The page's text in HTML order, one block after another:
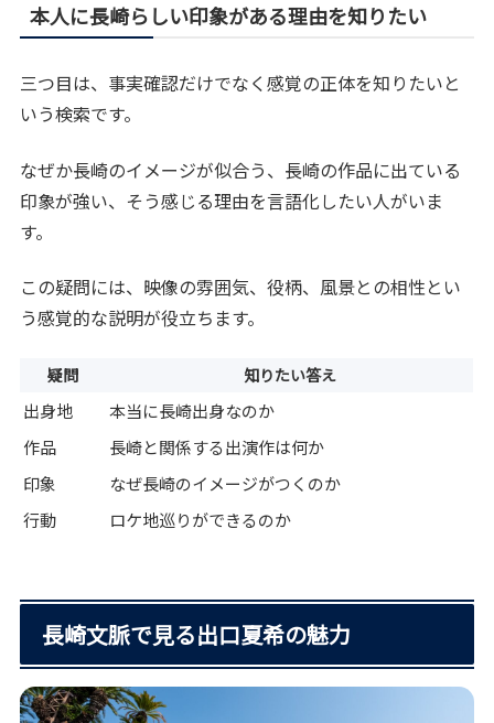
本人に長崎らしい印象がある理由を知りたい
三つ目は、事実確認だけでなく感覚の正体を知りたいと
いう検索です。
なぜか長崎のイメージが似合う、長崎の作品に出ている
印象が強い、そう感じる理由を言語化したい人がいま
す。
この疑問には、映像の雰囲気、役柄、風景との相性とい
う感覚的な説明が役立ちます。
疑問 知りたい答え
出身地
本当に長崎出身なのか
作品
長崎と関係する出演作は何か
印象
なぜ長崎のイメージがつくのか
行動
ロケ地巡りができるのか
長崎文脈で見る出口夏希の魅力